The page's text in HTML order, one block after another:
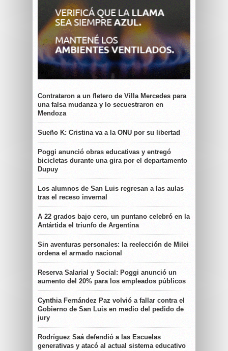
Contrataron a un fletero de Villa Mercedes para
una falsa mudanza y lo secuestraron en
Mendoza
Sueño K: Cristina va a la ONU por su libertad
Poggi anunció obras educativas y entregó
bicicletas durante una gira por el departamento
Dupuy
Los alumnos de San Luis regresan a las aulas
tras el receso invernal
A 22 grados bajo cero, un puntano celebró en la
Antártida el triunfo de Argentina
Sin aventuras personales: la reelección de Milei
ordena el armado nacional
Reserva Salarial y Social: Poggi anunció un
aumento del 20% para los empleados públicos
Cynthia Fernández Paz volvió a fallar contra el
Gobierno de San Luis en medio del pedido de
jury
Rodríguez Saá defendió a las Escuelas
generativas y atacó al actual sistema educativo